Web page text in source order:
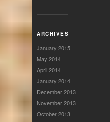
ARCHIVES
January 2015
May 2014
April 2014
January 2014
December 2013
November 2013
October 2013